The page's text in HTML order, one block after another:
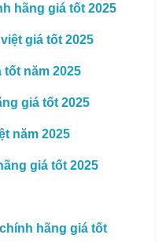
hãng giá tốt 2025
giá tốt 2025
năm 2025
giá tốt 2025
năm 2025
giá tốt 2025
hãng giá tốt